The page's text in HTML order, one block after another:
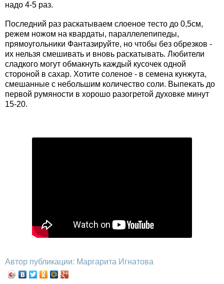
надо 4-5 раз.
Последний раз раскатываем слоеное тесто до 0,5см,
режем ножом на квардаты, параллелепипеды,
прямоугольники Фантазируйте, но чтобы без обрезков -
их нельзя смешивать и вновь раскатывать. Любители
сладкого могут обмакнуть каждый кусочек одной
стороной в сахар. Хотите соленое - в семена кунжута,
смешанные с небольшим количество соли. Выпекать до
первой румяности в хорошо разогретой духовке минут
15-20.
Автор публикации: Маргарита Игнатова